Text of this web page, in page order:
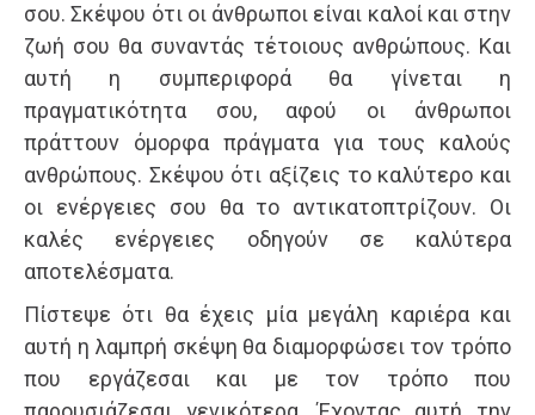
σου. Σκέψου ότι οι άνθρωποι είναι καλοί και στην
ζωή σου θα συναντάς τέτοιους ανθρώπους. Και
αυτή η συμπεριφορά θα γίνεται η
πραγματικότητα σου, αφού οι άνθρωποι
πράττουν όμορφα πράγματα για τους καλούς
ανθρώπους. Σκέψου ότι αξίζεις το καλύτερο και
οι ενέργειες σου θα το αντικατοπτρίζουν. Οι
καλές ενέργειες οδηγούν σε καλύτερα
αποτελέσματα.
Πίστεψε ότι θα έχεις μία μεγάλη καριέρα και
αυτή η λαμπρή σκέψη θα διαμορφώσει τον τρόπο
που εργάζεσαι και με τον τρόπο που